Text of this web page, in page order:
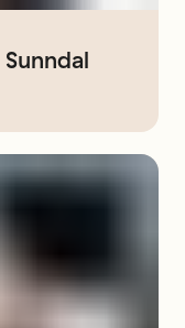
Sunndal